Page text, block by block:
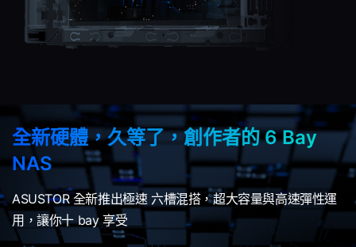
全新硬體，久等了，創作者的 6 Bay
NAS
ASUSTOR 全新推出極速 六槽混搭，超大容量與高速彈性運
用，讓你十 bay 享受